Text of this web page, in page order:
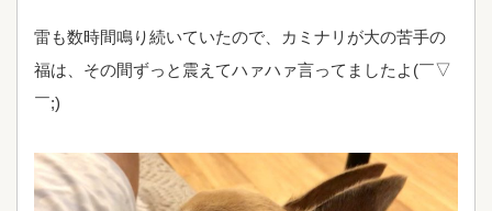
雷も数時間鳴り続いていたので、カミナリが大の苦手の
福は、その間ずっと震えてハァハァ言ってましたよ(￣▽
￣;)